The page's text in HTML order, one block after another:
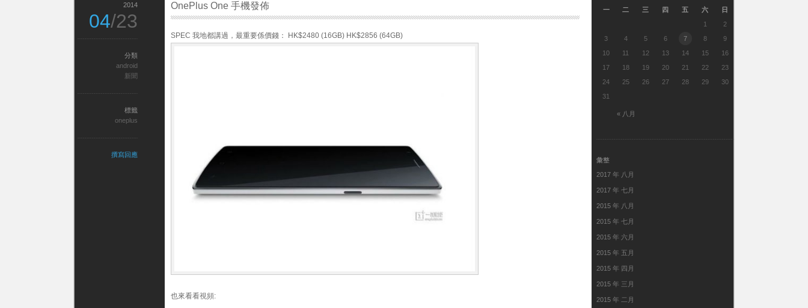
OnePlus One 手機發佈
SPEC 我地都講過，最重要係價錢： HK$2480 (16GB) HK$2856 (64GB)
也來看看視頻:
2014
04/23
分類
android
新聞
標籤
oneplus
撰寫回應
一 二 三 四 五 六 日
« 八月
1
2
3
4 5 6 7 8
9
10
11 12 13 14 15
16
17
18 19 20 21 22
23
24
25 26 27 28 29
30
31
彙整
2017 年 八月
2017 年 七月
2015 年 八月
2015 年 七月
2015 年 六月
2015 年 五月
2015 年 四月
2015 年 三月
2015 年 二月